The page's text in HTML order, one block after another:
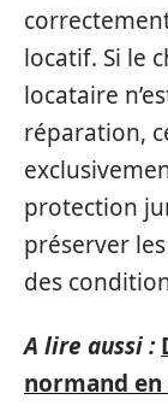
locatif. Si le
locataire
réparation,
protection
préserver
des
A lire aussi :
normand